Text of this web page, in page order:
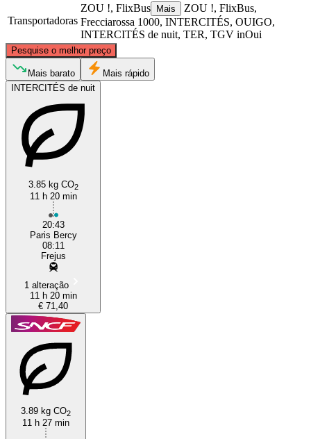
Transportadoras
ZOU !, FlixBus Mais
ZOU !, FlixBus,
Frecciarossa 1000, INTERCITÉS, OUIGO,
INTERCITÉS de nuit, TER, TGV inOui
Pesquise o melhor preço
Paris
©CARTO, ©OpenStreetMapcontributors
Mais barato
Mais rápido
INTERCITÉS de nuit
3.85 kg CO2
11 h 20 min
20:43
Paris Bercy
08:11
Frejus
1 alteração
11 h 20 min
€ 71,40
3.89 kg CO2
11 h 27 min